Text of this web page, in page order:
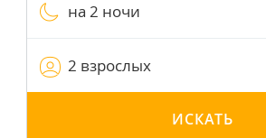
на 2 ночи
2 взрослых
ИСКАТЬ